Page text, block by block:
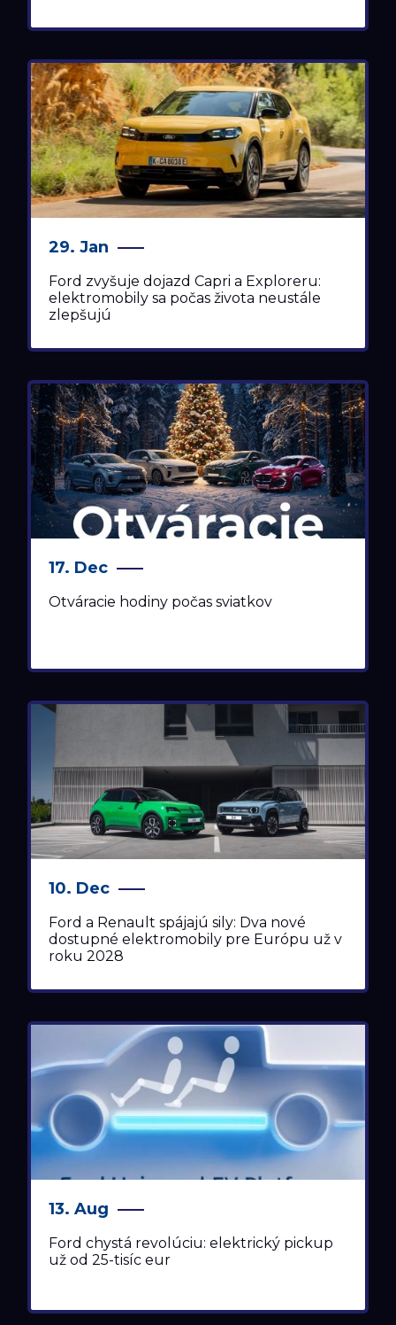
29. Jan
Ford zvyšuje dojazd Capri a Exploreru:
elektromobily sa počas života neustále
zlepšujú
17. Dec
Otváracie hodiny počas sviatkov
10. Dec
Ford a Renault spájajú sily: Dva nové
dostupné elektromobily pre Európu už v
roku 2028
13. Aug
Ford chystá revolúciu: elektrický pickup
už od 25-tisíc eur